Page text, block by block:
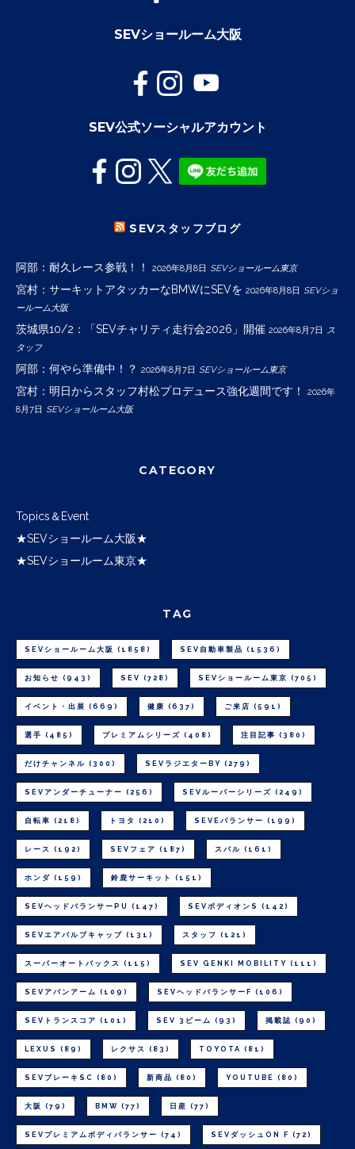
SEVショールーム大阪
SEV公式ソーシャルアカウント
SEVスタッフブログ
阿部：耐久レース参戦！！ 2026年8月8日 SEVショールーム東京
宮村：サーキットアタッカーなBMWにSEVを 2026年8月8日 SEVショ
ールーム大阪
茨城県10/2：「SEVチャリティ走行会2026」開催 2026年8月7日 ス
タッフ
阿部：何やら準備中！？ 2026年8月7日 SEVショールーム東京
宮村：明日からスタッフ村松プロデュース強化週間です！
2026年
8月7日 SEVショールーム大阪
CATEGORY
Topics＆Event
★SEVショールーム大阪★
★SEVショールーム東京★
TAG
SEVショールーム大阪 (1858) SEV自動車製品 (1536)
お知らせ (943) SEV (728) SEVショールーム東京 (705)
イベント・出展 (669) 健康 (637) ご来店 (591)
選手 (485) プレミアムシリーズ (408) 注目記事 (380)
だけチャンネル (300) SEVラジエターBY (279)
SEVアンダーチューナー (256) SEVルーパーシリーズ (249)
自転車 (218) トヨタ (210) SEVEバランサー (199)
レース (192) SEVフェア (187) スバル (161)
ホンダ (159) 鈴鹿サーキット (151)
SEVヘッドバランサーPU (147) SEVボディオンS (142)
SEVエアバルブキャップ (131) スタッフ (121)
スーパーオートバックス (115) SEV GENKI MOBILITY (111)
SEVアバンアーム (109) SEVヘッドバランサーF (106)
SEVトランスコア (101) SEV 3ビーム (93) 掲載誌 (90)
LEXUS (89) レクサス (83) TOYOTA (81)
SEVブレーキSC (80) 新商品 (80) YOUTUBE (80)
大阪 (79) BMW (77) 日産 (77)
SEVプレミアムボディバランサー (74) SEVダッシュON F (72)